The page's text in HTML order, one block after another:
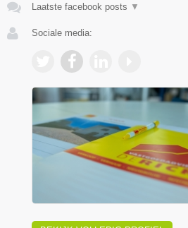
Laatste facebook posts ▼
Sociale media: